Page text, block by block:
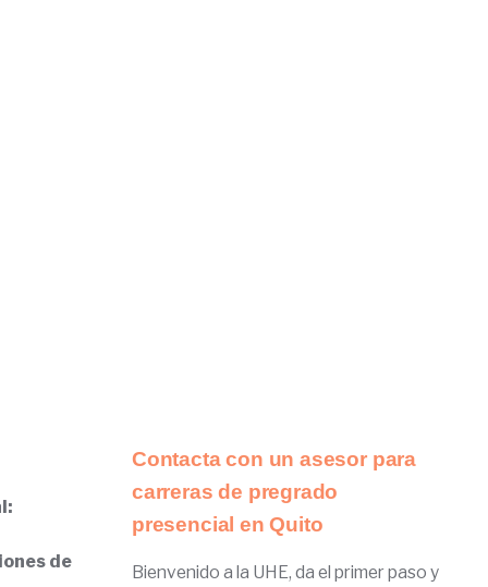
de
Contacta con un asesor para
carreras de pregrado
presencial en Quito
Bienvenido a la UHE, da el primer paso y